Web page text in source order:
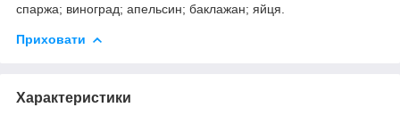
спаржа; виноград; апельсин; баклажан; яйця.
Приховати
Характеристики